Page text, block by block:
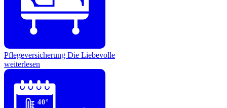
Pflegeversicherung Die Liebevolle
weiterlesen
40°